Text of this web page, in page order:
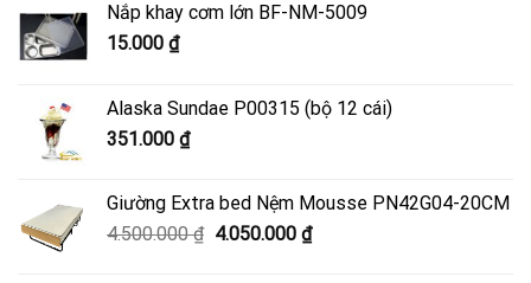
Nắp khay cơm lớn BF-NM-5009
15.000 ₫
Alaska Sundae P00315 (bộ 12 cái)
351.000 ₫
Giường Extra bed Nệm Mousse PN42G04-20CM
4.500.000₫ Giá
4.050.000 ₫Giá